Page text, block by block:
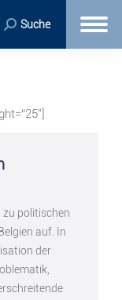
Suche
zu politischen
auf. In
der